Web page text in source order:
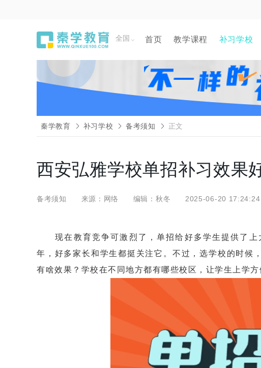
全国 首页 教学课程 补习学校
秦学教育 补习学校 备考须知 正文
西安弘雅学校单招补习效果
备考须知 来源：网络 编辑：秋冬 2025-06-20 17:24:24
现在教育竞争可激烈了，单招给好多学生提供了上
年，好多家长和学生都挺关注它。不过，选学校的时候
有啥效果？学校在不同地方都有哪些校区，让学生上学